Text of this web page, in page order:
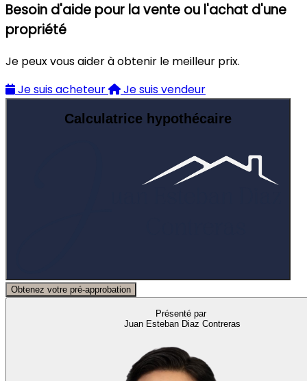
Besoin d'aide pour la vente ou l'achat d'une
propriété
Je peux vous aider à obtenir le meilleur prix.
Je suis acheteur
Je suis vendeur
Calculatrice hypothécaire
Obtenez votre pré-approbation
Présenté par
Juan Esteban Diaz Contreras